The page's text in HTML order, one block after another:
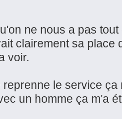
ne nous a pas
clairement sa place
voir.
le service
un homme ça m'a